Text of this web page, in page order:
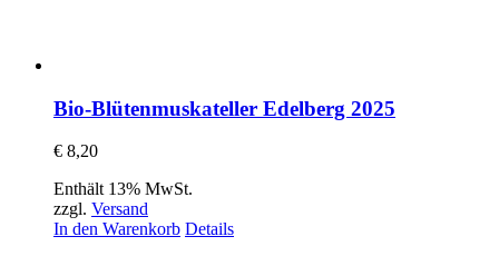
Bio-Blütenmuskateller Edelberg 2025
€ 8,20
Enthält 13% MwSt.
zzgl. Versand
In den Warenkorb Details